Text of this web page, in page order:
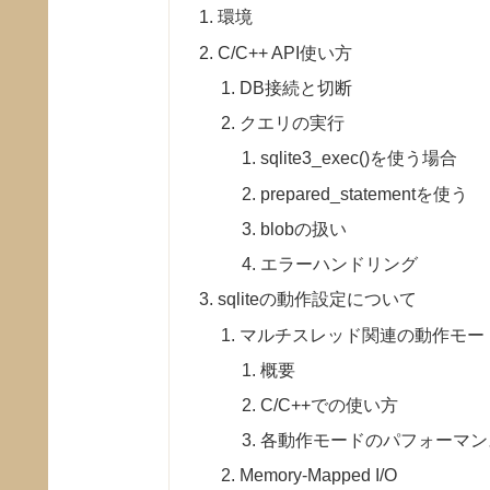
環境
C/C++ API使い方
DB接続と切断
クエリの実行
sqlite3_exec()を使う場合
prepared_statementを使う
blobの扱い
エラーハンドリング
sqliteの動作設定について
マルチスレッド関連の動作モー
概要
C/C++での使い方
各動作モードのパフォーマ
Memory-Mapped I/O